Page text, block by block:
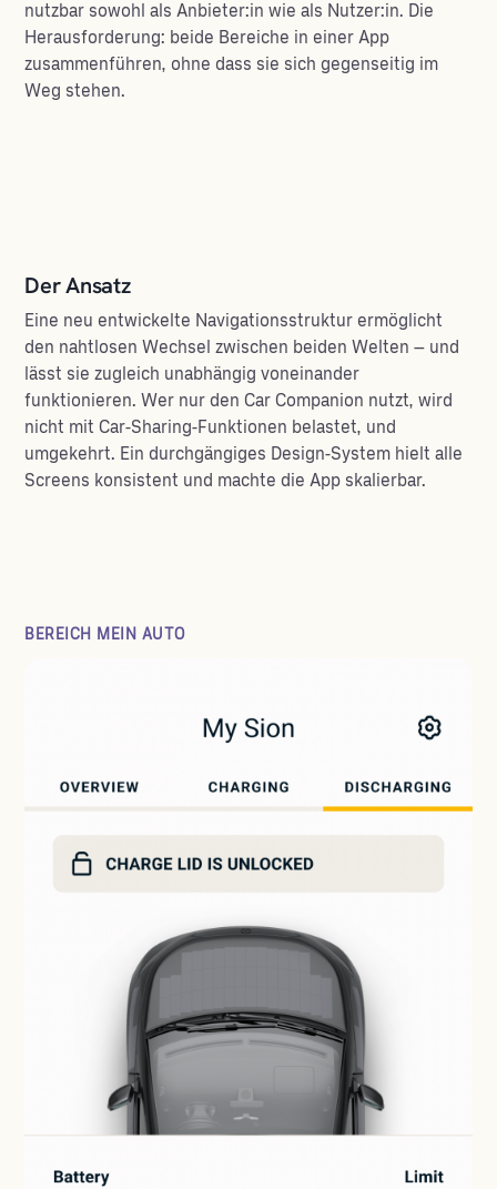
nutzbar sowohl als Anbieter:in wie als Nutzer:in. Die
Herausforderung: beide Bereiche in einer App
zusammenführen, ohne dass sie sich gegenseitig im
Weg stehen.
Der Ansatz
Eine neu entwickelte Navigationsstruktur ermöglicht
den nahtlosen Wechsel zwischen beiden Welten – und
lässt sie zugleich unabhängig voneinander
funktionieren. Wer nur den Car Companion nutzt, wird
nicht mit Car-Sharing-Funktionen belastet, und
umgekehrt. Ein durchgängiges Design-System hielt alle
Screens konsistent und machte die App skalierbar.
BEREICH MEIN AUTO